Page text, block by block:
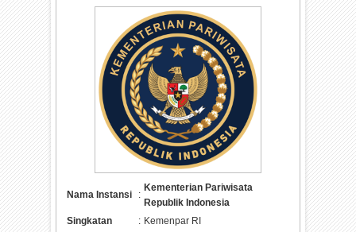
Nama Instansi :
Kementerian Pariwisata
Republik Indonesia
Singkatan
: Kemenpar RI